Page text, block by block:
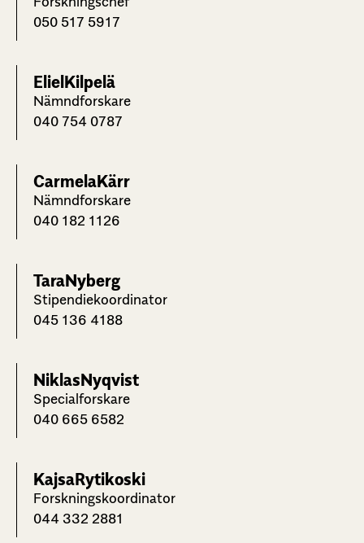
050 517 5917
Eliel Kilpelä
Nämndforskare
040 754 0787
CarmelaKärr
Nämndforskare
040 182 1126
TaraNyberg
Stipendiekoordinator
045 136 4188
NiklasNyqvist
Specialforskare
040 665 6582
KajsaRytikoski
Forskningskoordinator
044 332 2881